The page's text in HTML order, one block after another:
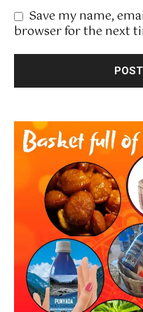
Save my name,
browser for the next